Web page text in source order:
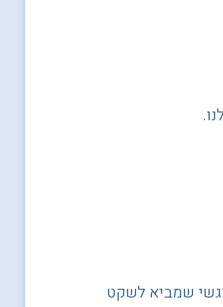
שמביא לשקט